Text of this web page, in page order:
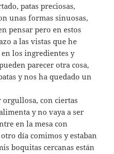
patas preciosas,
unas formas sinuosas,
pensar pero en estos
a las vistas que he
en los ingredientes y
parecer otra cosa,
y nos ha quedado un
con ciertas
y no vaya a ser
en la mesa con
día comimos y estaban
boquitas cercanas están